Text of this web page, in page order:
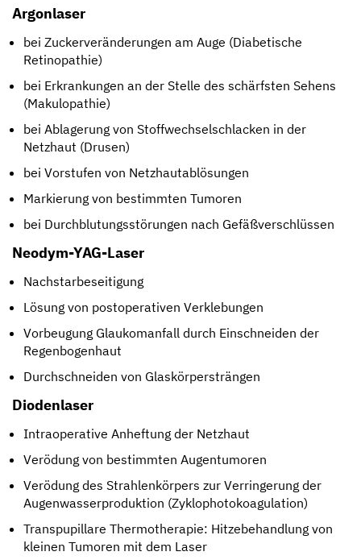
Argonlaser
bei Zuckerveränderungen am Auge (Diabetische
Retinopathie)
bei Erkrankungen an der Stelle des schärfsten Sehens
(Makulopathie)
bei Ablagerung von Stoffwechselschlacken in der
Netzhaut (Drusen)
bei Vorstufen von Netzhautablösungen
Markierung von bestimmten Tumoren
bei Durchblutungsstörungen nach Gefäßverschlüssen
Neodym-YAG-Laser
Nachstarbeseitigung
Lösung von postoperativen Verklebungen
Vorbeugung Glaukomanfall durch Einschneiden der
Regenbogenhaut
Durchschneiden von Glaskörpersträngen
Diodenlaser
Intraoperative Anheftung der Netzhaut
Verödung von bestimmten Augentumoren
Verödung des Strahlenkörpers zur Verringerung der
Augenwasserproduktion (Zyklophotokoagulation)
Transpupillare Thermotherapie: Hitzebehandlung von
kleinen Tumoren mit dem Laser